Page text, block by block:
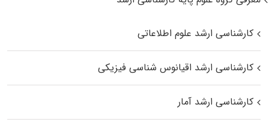
کارشناسی ارشد علوم اطلاعاتی
کارشناسی ارشد اقیانوس‌ شناسی فیزیکی
کارشناسی ارشد آمار